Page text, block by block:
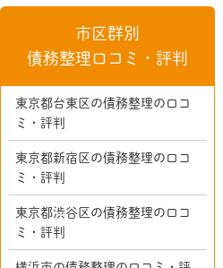
市区群別
債務整理口コミ・評判
東京都台東区の債務整理の口コ
ミ・評判
東京都新宿区の債務整理の口コ
ミ・評判
東京都渋谷区の債務整理の口コ
ミ・評判